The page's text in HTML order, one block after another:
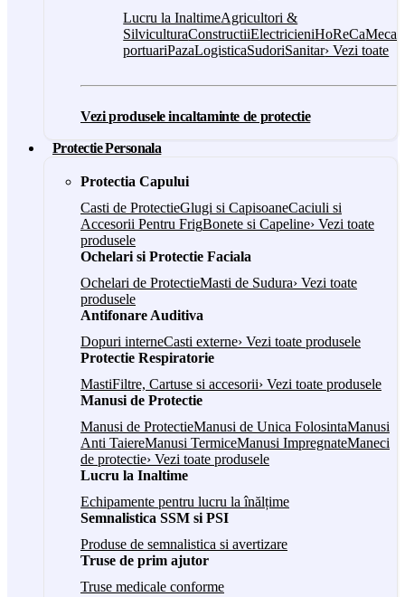
Lucru la InaltimeAgricultori &
SilviculturaConstructiiElectricieniHoReCa
portuariPazaLogisticaSudoriSanitar› Vezi toate
Vezi produsele incaltaminte de protectie
Protectie Personala
Protectia Capului
Casti de ProtectieGlugi si CapisoaneCaciuli si
Accesorii Pentru FrigBonete si Capeline› Vezi toate
produsele
Ochelari si Protectie Faciala
Ochelari de ProtectieMasti de Sudura› Vezi toate
produsele
Antifonare Auditiva
Dopuri interneCasti externe› Vezi toate produsele
Protectie Respiratorie
MastiFiltre, Cartuse si accesorii› Vezi toate produsele
Manusi de Protectie
Manusi de ProtectieManusi de Unica FolosintaManusi
Anti TaiereManusi TermiceManusi ImpregnateManeci
de protectie› Vezi toate produsele
Lucru la Inaltime
Echipamente pentru lucru la înălțime
Semnalistica SSM si PSI
Produse de semnalistica si avertizare
Truse de prim ajutor
Truse medicale conforme